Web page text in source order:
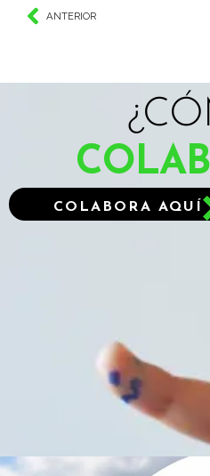
ANTERIOR
COLABORA AQUÍ